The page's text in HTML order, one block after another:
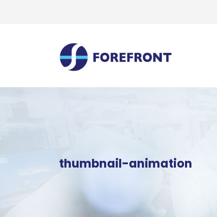
thumbnail-animation